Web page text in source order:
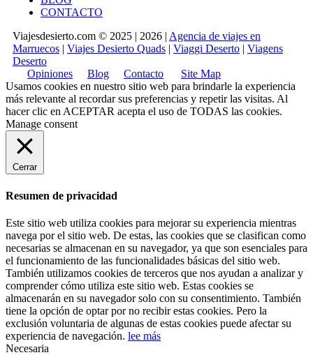
CONTACTO
Viajesdesierto.com © 2025 | 2026 | Agencia de viajes en
Marruecos | Viajes Desierto Quads | Viaggi Deserto | Viagens
Deserto
Opiniones
Blog Contacto
Site Map
Usamos cookies en nuestro sitio web para brindarle la experiencia
más relevante al recordar sus preferencias y repetir las visitas. Al
hacer clic en ACEPTAR acepta el uso de TODAS las cookies.
Manage consent
Cerrar
Resumen de privacidad
Este sitio web utiliza cookies para mejorar su experiencia mientras
navega por el sitio web. De estas, las cookies que se clasifican como
necesarias se almacenan en su navegador, ya que son esenciales para
el funcionamiento de las funcionalidades básicas del sitio web.
También utilizamos cookies de terceros que nos ayudan a analizar y
comprender cómo utiliza este sitio web. Estas cookies se
almacenarán en su navegador solo con su consentimiento. También
tiene la opción de optar por no recibir estas cookies. Pero la
exclusión voluntaria de algunas de estas cookies puede afectar su
experiencia de navegación. lee más
Necesaria